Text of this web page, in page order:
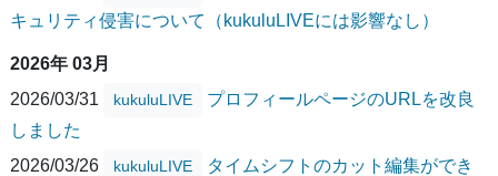
キュリティ侵害について（kukuluLIVEには影響なし）
2026年 03月
2026/03/31
kukuluLIVE
プロフィールページのURLを改良
しました
2026/03/26
kukuluLIVE
タイムシフトのカット編集ができ